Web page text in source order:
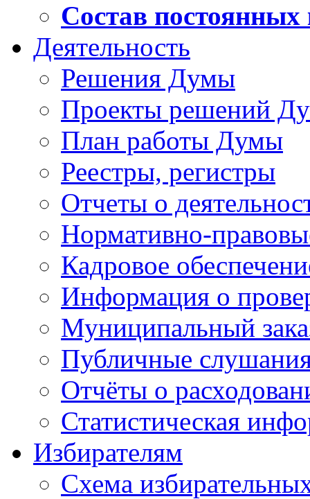
Состав
Деятельность
Решения Думы
Проекты решений
План работы Думы
Реестры, регистры
Отчеты о
Нормативно-
Кадровое
Информация о
Муниципальный
Публичные
Отчёты о
Статистическая
Избирателям
Схема